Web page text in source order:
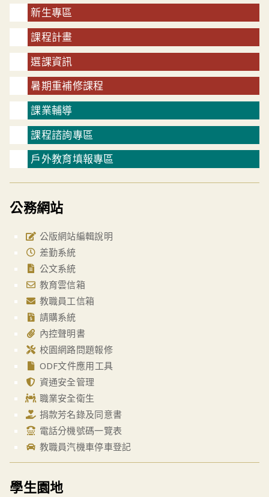
新生專區
課程計畫
選課資訊
暑期重補修課程
課業輔導
課程諮詢專區
戶外教育填報專區
公務網站
公版網站編輯說明
差勤系統
公文系統
教育雲信箱
教職員工信箱
請購系統
內控聲明書
校園網路問題報修
ODF文件應用工具
資通安全管理
職業安全衛生
捐款芳名錄及同意書
電話分機號碼一覽表
教職員汽機車停車登記
學生園地